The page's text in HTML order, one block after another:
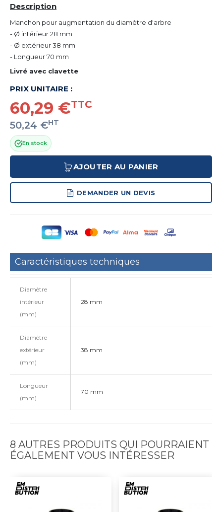
Description
Manchon pour augmentation du diamètre d'arbre
- Ø intérieur 28 mm
- Ø extérieur 38 mm
- Longueur 70 mm
Livré avec clavette
PRIX UNITAIRE :
60,29 €TTC
50,24 €HT
En stock
AJOUTER AU PANIER
DEMANDER UN DEVIS
Caractéristiques techniques
Diamètre
intérieur
(mm)
28 mm
Diamètre
extérieur
(mm)
38 mm
Longueur
(mm)
70 mm
8 AUTRES PRODUITS QUI POURRAIENT
ÉGALEMENT VOUS INTÉRESSER